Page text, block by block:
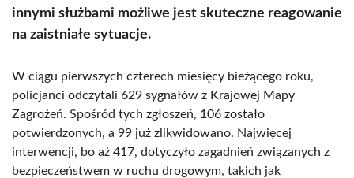
innymi służbami możliwe jest skuteczne reagowanie
na zaistniałe sytuacje.
W ciągu pierwszych czterech miesięcy bieżącego roku,
policjanci odczytali 629 sygnałów z Krajowej Mapy
Zagrożeń. Spośród tych zgłoszeń, 106 zostało
potwierdzonych, a 99 już zlikwidowano. Najwięcej
interwencji, bo aż 417, dotyczyło zagadnień związanych z
bezpieczeństwem w ruchu drogowym, takich jak